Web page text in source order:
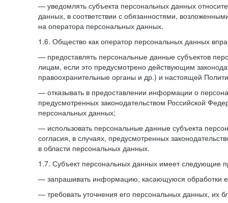
— уведомлять субъекта персональных данных
данных, в соответствии с обязанностями,
на оператора персональных данных.
1.6. Общество как оператор персональных данных
— предоставлять персональные данные субъектов
лицам, если это предусмотрено действующим
правоохранительные органы и др.) и настоящей
— отказывать в предоставлении информации о
предусмотренных законодательством Российской
персональных данных;
— использовать персональные данные субъекта
согласия, в случаях, предусмотренных
в области персональных данных.
1.7. Субъект персональных данных имеет следующие
— запрашивать информацию, касающуюся обработки
— требовать уточнения его персональных данных, их